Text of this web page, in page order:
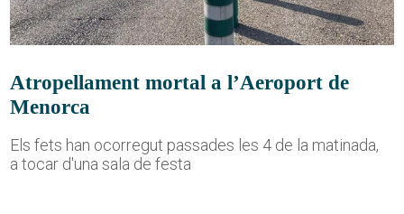
Atropellament mortal a l’Aeroport de
Menorca
Els fets han ocorregut passades les 4 de la matinada,
a tocar d'una sala de festa